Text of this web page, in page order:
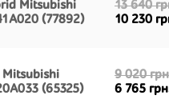
Mitsubishi
(77892)
13 640
10 230
Mitsubishi
(65325)
9 020
6 765